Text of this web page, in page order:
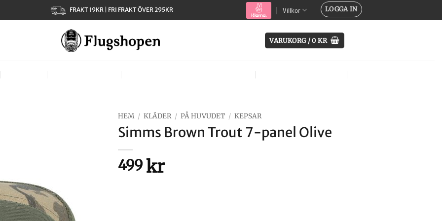
FRAKT 19KR | FRI FRAKT ÖVER 295KR Villkor LOGGA IN
VARUKORG /0KR
HEM / KLÄDER / PÅ HUVUDET / KEPSAR
Simms Brown Trout 7-panel Olive
499kr